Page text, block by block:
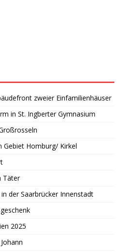
zweier Einfamilienhäuser
in St. Ingberter Gymnasium
Gebiet Homburg/ Kirkel
Täter
der Saarbrücker Innenstadt
2025